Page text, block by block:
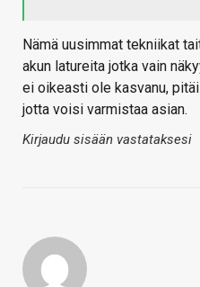
Nämä uusimmat tekniikat
akun latureita jotka vain
ei oikeasti ole kasvanu,
jotta voisi varmistaa asian.
Kirjaudu sisään vastataksesi